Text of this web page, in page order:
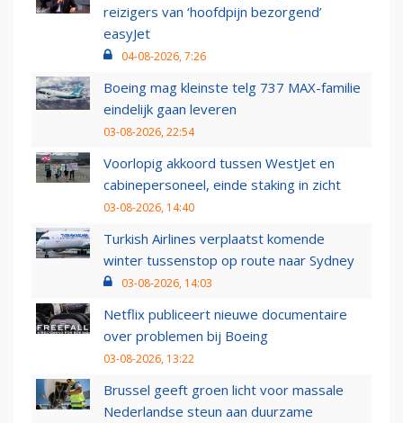
reizigers van ‘hoofdpijn bezorgend’
easyJet
04-08-2026, 7:26
Boeing mag kleinste telg 737 MAX-familie
eindelijk gaan leveren
03-08-2026, 22:54
Voorlopig akkoord tussen WestJet en
cabinepersoneel, einde staking in zicht
03-08-2026, 14:40
Turkish Airlines verplaatst komende
winter tussenstop op route naar Sydney
03-08-2026, 14:03
Netflix publiceert nieuwe documentaire
over problemen bij Boeing
03-08-2026, 13:22
Brussel geeft groen licht voor massale
Nederlandse steun aan duurzame